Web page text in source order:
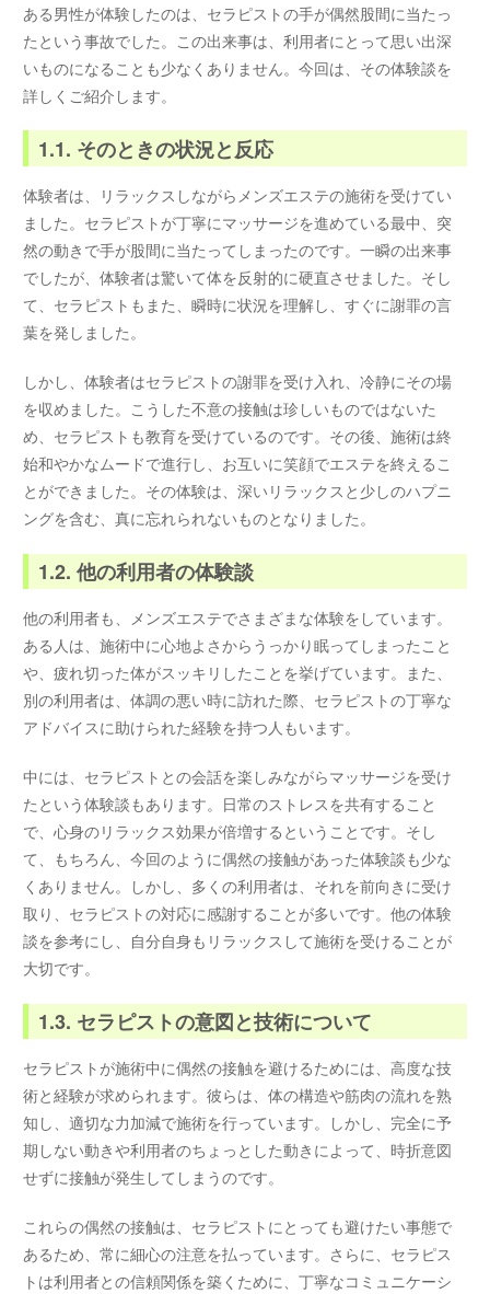
ある男性が体験したのは、セラピストの手が偶然股間に当たっ
たという事故でした。この出来事は、利用者にとって思い出深
いものになることも少なくありません。今回は、その体験談を
詳しくご紹介します。
1.1. そのときの状況と反応
体験者は、リラックスしながらメンズエステの施術を受けてい
ました。セラピストが丁寧にマッサージを進めている最中、突
然の動きで手が股間に当たってしまったのです。一瞬の出来事
でしたが、体験者は驚いて体を反射的に硬直させました。そし
て、セラピストもまた、瞬時に状況を理解し、すぐに謝罪の言
葉を発しました。
しかし、体験者はセラピストの謝罪を受け入れ、冷静にその場
を収めました。こうした不意の接触は珍しいものではないた
め、セラピストも教育を受けているのです。その後、施術は終
始和やかなムードで進行し、お互いに笑顔でエステを終えるこ
とができました。その体験は、深いリラックスと少しのハプニ
ングを含む、真に忘れられないものとなりました。
1.2. 他の利用者の体験談
他の利用者も、メンズエステでさまざまな体験をしています。
ある人は、施術中に心地よさからうっかり眠ってしまったこと
や、疲れ切った体がスッキリしたことを挙げています。また、
別の利用者は、体調の悪い時に訪れた際、セラピストの丁寧な
アドバイスに助けられた経験を持つ人もいます。
中には、セラピストとの会話を楽しみながらマッサージを受け
たという体験談もあります。日常のストレスを共有すること
で、心身のリラックス効果が倍増するということです。そし
て、もちろん、今回のように偶然の接触があった体験談も少な
くありません。しかし、多くの利用者は、それを前向きに受け
取り、セラピストの対応に感謝することが多いです。他の体験
談を参考にし、自分自身もリラックスして施術を受けることが
大切です。
1.3. セラピストの意図と技術について
セラピストが施術中に偶然の接触を避けるためには、高度な技
術と経験が求められます。彼らは、体の構造や筋肉の流れを熟
知し、適切な力加減で施術を行っています。しかし、完全に予
期しない動きや利用者のちょっとした動きによって、時折意図
せずに接触が発生してしまうのです。
これらの偶然の接触は、セラピストにとっても避けたい事態で
あるため、常に細心の注意を払っています。さらに、セラピス
トは利用者との信頼関係を築くために、丁寧なコミュニケーシ